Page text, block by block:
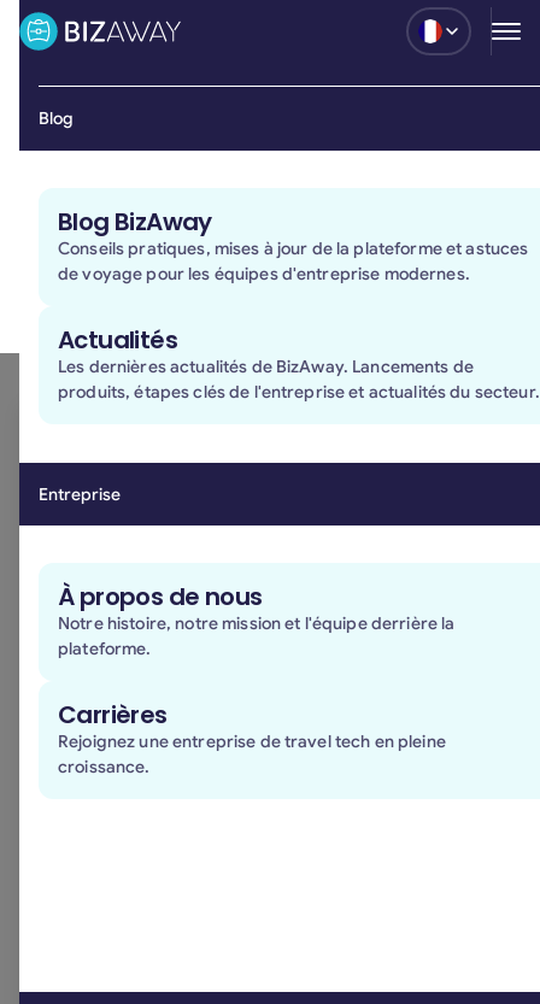
Clients
Blog
Blog BizAway
Conseils pratiques, mises à jour de la plateforme et astuces
de voyage pour les équipes d'entreprise modernes.
Actualités
Les dernières actualités de BizAway. Lancements de
produits, étapes clés de l'entreprise et actualités du secteur.
Entreprise
À propos de nous
Notre histoire, notre mission et l'équipe derrière la
plateforme.
Carrières
Rejoignez une entreprise de travel tech en pleine
croissance.
Une meilleure façon de gérer les voyages d'affaires
nous aidons les entreprises à gérer leurs voyages
d'affaires avec plus de contrôle, de flexibilité et de
tranquillité d'esprit. Ensemble, nous explorerons la
travail, à vos politiques de voyage et à vos besoins
opérationnels.
Prénom et Nom*
Numéro de téléphone *
Entreprise *